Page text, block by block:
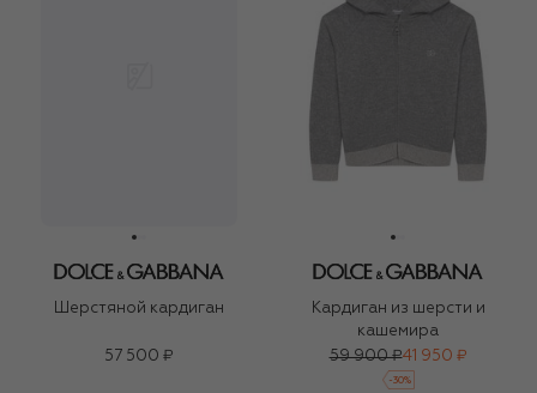
Шерстяной кардиган
57 500 ₽
Кардиган из шерсти и
кашемира
59 900 ₽41 950 ₽
-30%